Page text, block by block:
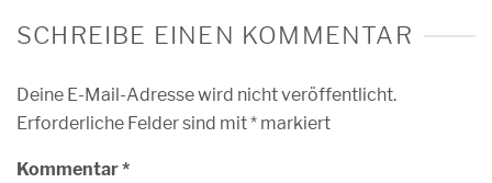
SCHREIBE EINEN KOMMENTAR
Deine E-Mail-Adresse wird nicht veröffentlicht.
Erforderliche Felder sind mit* markiert
Kommentar*